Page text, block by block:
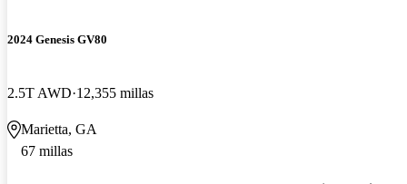
2024 Genesis GV80
2.5T AWD 12,355 millas
Marietta, GA
67 millas